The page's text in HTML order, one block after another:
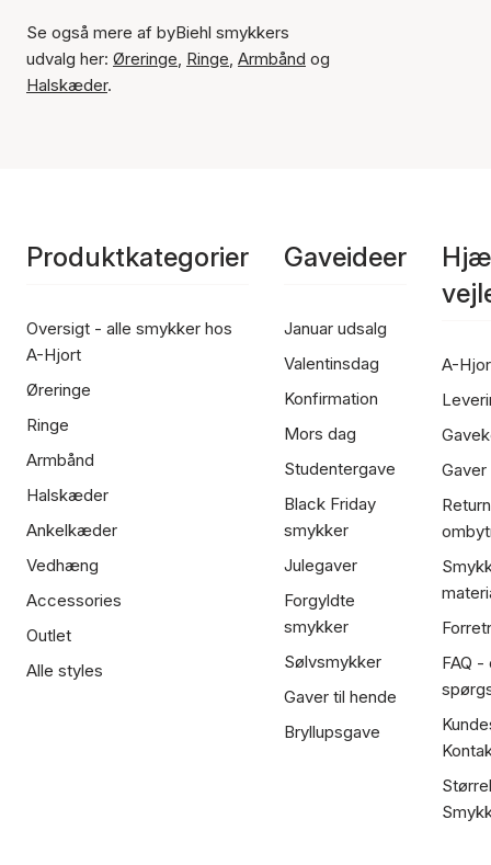
Se også mere af byBiehl smykkers
udvalg her: Øreringe, Ringe, Armbånd og
Halskæder.
Produktkategorier
Oversigt - alle smykker hos
A-Hjort
Øreringe
Ringe
Armbånd
Halskæder
Ankelkæder
Vedhæng
Accessories
Outlet
Alle styles
Gaveideer
Januar udsalg
Valentinsdag
Konfirmation
Mors dag
Studentergave
Black Friday
smykker
Julegaver
Forgyldte
smykker
Sølvsmykker
Gaver til hende
Bryllupsgave
A-
FAQ